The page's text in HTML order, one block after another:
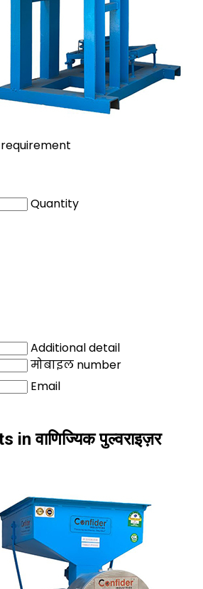
Quantity
Additional detail
मोबाइल number
Email
वाणिज्यिक पुल्वराइज़र